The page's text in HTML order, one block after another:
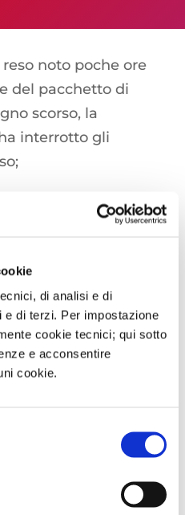
di analisi e di
e di terzi. Per impostazione
cookie tecnici; qui sotto
e acconsentire
cookie.
reso noto poche ore
del pacchetto di
scorso, la
interrotto gli
poco mossa, focus
del contenuto
Per accedere alla
qui in basso se sei
credenziali oppure
come accedere.